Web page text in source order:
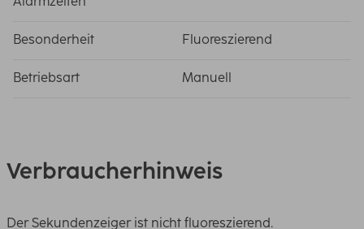
Besonderheit Fluoreszierend
Betriebsart Manuell
Verbraucherhinweis
Der Sekundenzeiger ist nicht fluoreszierend.